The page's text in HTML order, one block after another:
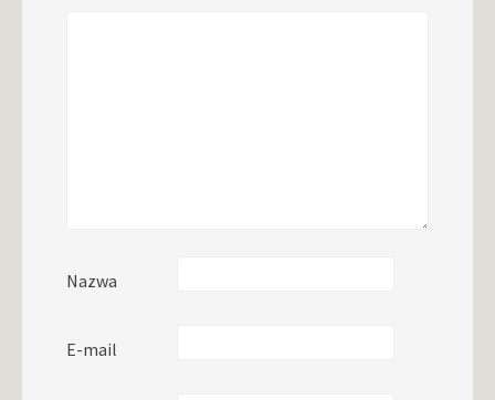
Nazwa
E-mail